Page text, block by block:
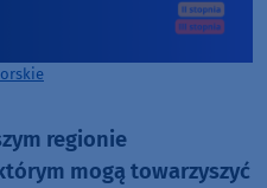
regionie
mogą towarzyszyć